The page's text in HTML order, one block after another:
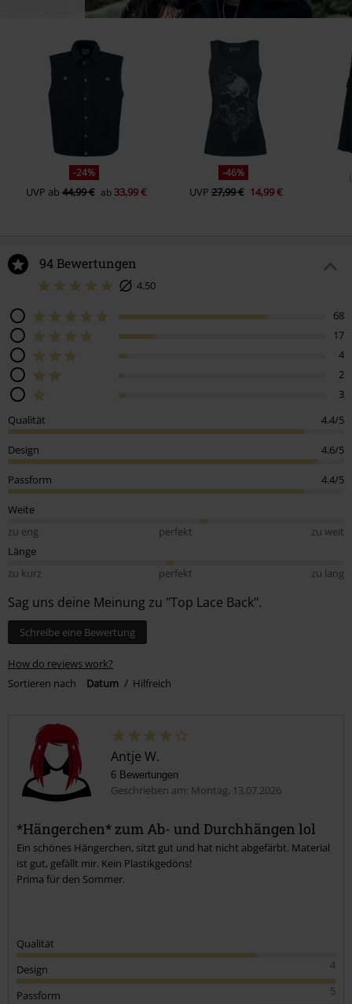
-24%
UVP ab44,99 € ab33,99 €
-46%
UVP 27,99 € 14,99 €
94 Bewertungen
4.50
68
17
4
2
3
Qualität
4.4/5
Design 4.6/5
Passform 4.4/5
Weite
zu eng
perfekt
zu weit
Länge
zu kurz
perfekt zu lang
Sag uns deine Meinung zu "Top Lace Back".
Schreibe eine Bewertung
How do reviews work?
Sortieren nach
Datum Hilfreich
Antje W.
6 Bewertungen
Geschrieben am: Montag, 13.07.2026
*Hängerchen* zum Ab- und Durchhängen lol
Ein schönes Hängerchen, sitzt gut und hat nicht abgefärbt. Material
ist gut, gefällt mir. Kein Plastikgedöns!
Prima für den Sommer.
Qualität
4
Design
5
Passform